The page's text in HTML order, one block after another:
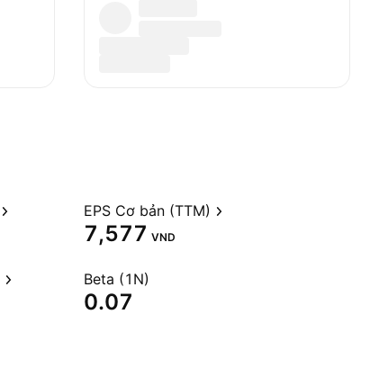
EPS Cơ bản (TTM)
7,577 VND
Beta (1N)
0.07